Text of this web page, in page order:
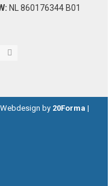
NL 860176344 B01
pinterest
by 20Forma |